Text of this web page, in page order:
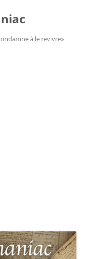
à le revivre»